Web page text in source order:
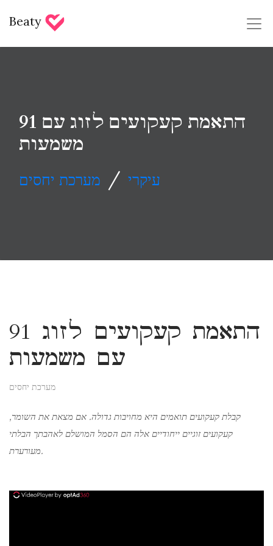
Beaty
91 התאמת קעקועים לזוג עם
משמעות
עיקרי / מערכת יחסים
91 התאמת קעקועים לזוג
עם משמעות
מערכת יחסים
קבלת קעקועים תואמים היא מחויבות גדולה. אם מצאת את השומר,
קעקועים זוגיים ייחודיים אלה הם הסמל המושלם לאהבתך הבלתי
מעורערת.